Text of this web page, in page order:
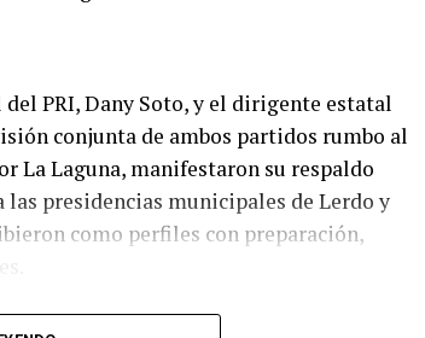
PRI, Dany Soto, y el dirigente estatal
conjunta de ambos partidos rumbo al
La Laguna, manifestaron su respaldo
presidencias municipales de Lerdo y
como perfiles con preparación,
responde a cuotas, sino a la búsqueda de